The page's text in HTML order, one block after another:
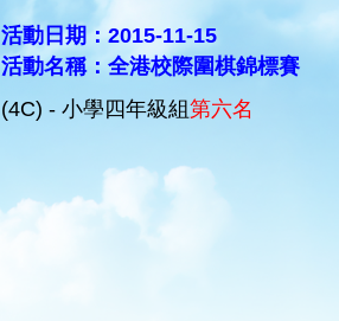
活動日期：2015-11-15
活動名稱：全港校際圍棋錦標賽
(4C) - 小學四年級組第六名